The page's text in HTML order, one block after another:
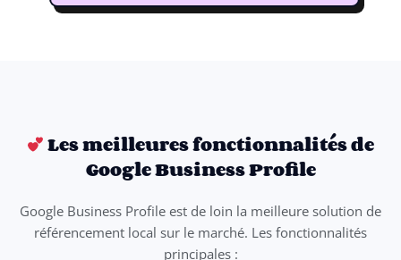
Les meilleures fonctionnalités de
Google Business Profile
Google Business Profile est de loin la meilleure solution de
référencement local sur le marché. Les fonctionnalités
principales :